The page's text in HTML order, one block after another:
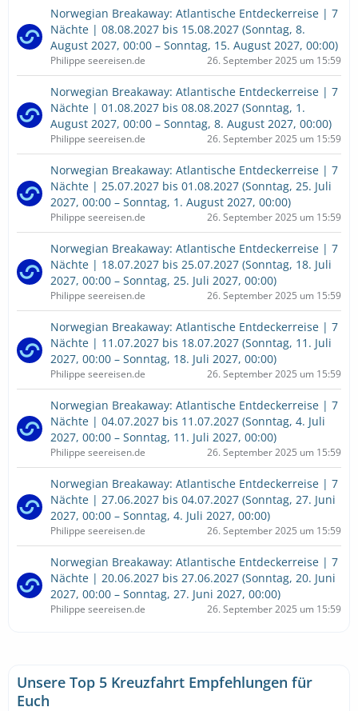
Norwegian Breakaway: Atlantische Entdeckerreise | 7
Nächte | 08.08.2027 bis 15.08.2027 (Sonntag, 8.
August 2027, 00:00 – Sonntag, 15. August 2027, 00:00)
Philippe seereisen.de 26. September 2025 um 15:59
Norwegian Breakaway: Atlantische Entdeckerreise | 7
Nächte | 01.08.2027 bis 08.08.2027 (Sonntag, 1.
August 2027, 00:00 – Sonntag, 8. August 2027, 00:00)
Philippe seereisen.de 26. September 2025 um 15:59
Norwegian Breakaway: Atlantische Entdeckerreise | 7
Nächte | 25.07.2027 bis 01.08.2027 (Sonntag, 25. Juli
2027, 00:00 – Sonntag, 1. August 2027, 00:00)
Philippe seereisen.de 26. September 2025 um 15:59
Norwegian Breakaway: Atlantische Entdeckerreise | 7
Nächte | 18.07.2027 bis 25.07.2027 (Sonntag, 18. Juli
2027, 00:00 – Sonntag, 25. Juli 2027, 00:00)
Philippe seereisen.de 26. September 2025 um 15:59
Norwegian Breakaway: Atlantische Entdeckerreise | 7
Nächte | 11.07.2027 bis 18.07.2027 (Sonntag, 11. Juli
2027, 00:00 – Sonntag, 18. Juli 2027, 00:00)
Philippe seereisen.de 26. September 2025 um 15:59
Norwegian Breakaway: Atlantische Entdeckerreise | 7
Nächte | 04.07.2027 bis 11.07.2027 (Sonntag, 4. Juli
2027, 00:00 – Sonntag, 11. Juli 2027, 00:00)
Philippe seereisen.de 26. September 2025 um 15:59
Norwegian Breakaway: Atlantische Entdeckerreise | 7
Nächte | 27.06.2027 bis 04.07.2027 (Sonntag, 27. Juni
2027, 00:00 – Sonntag, 4. Juli 2027, 00:00)
Philippe seereisen.de 26. September 2025 um 15:59
Norwegian Breakaway: Atlantische Entdeckerreise | 7
Nächte | 20.06.2027 bis 27.06.2027 (Sonntag, 20. Juni
2027, 00:00 – Sonntag, 27. Juni 2027, 00:00)
Philippe seereisen.de 26. September 2025 um 15:59
Unsere Top 5 Kreuzfahrt Empfehlungen für
Euch